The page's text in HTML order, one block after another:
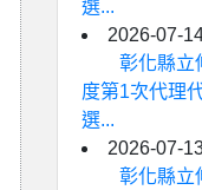
選...
2026-07-
彰化縣立
度第1次代理
選...
2026-07-
彰化縣立